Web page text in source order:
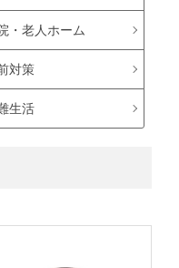
・老人ホーム
対策
生活